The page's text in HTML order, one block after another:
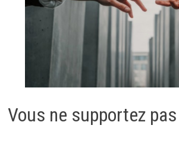
Vous ne supportez